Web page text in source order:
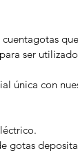
ser
única con
gotas